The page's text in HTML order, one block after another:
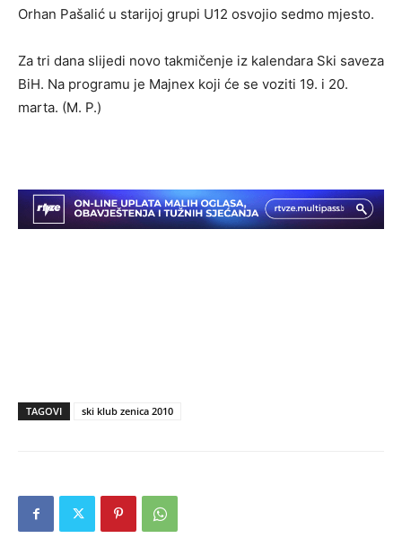
Orhan Pašalić u starijoj grupi U12 osvojio sedmo mjesto.
Za tri dana slijedi novo takmičenje iz kalendara Ski saveza
BiH. Na programu je Majnex koji će se voziti 19. i 20.
marta. (M. P.)
TAGOVI ski klub zenica 2010